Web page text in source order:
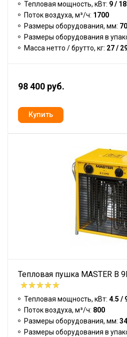
Тепловая мощность, кВт: 9 / 18
Поток воздуха, м³/ч: 1700
Размеры оборудования, мм:
Размеры оборудования в
Масса нетто / брутто, кг: 27 /
98 400 руб.
Тепловая пушка MASTER B
Тепловая мощность, кВт: 4.5 /
Поток воздуха, м³/ч: 800
Размеры оборудования, мм:
Размеры оборудования в